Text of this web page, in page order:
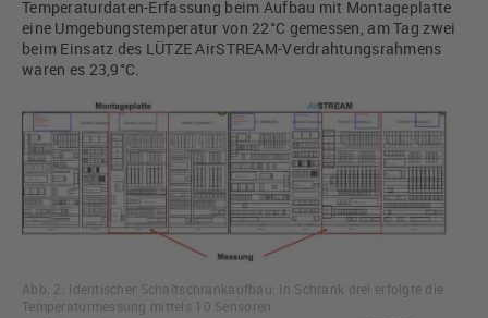
Temperaturdaten-Erfassung beim Aufbau mit Montageplatte
eine Umgebungstemperatur von 22°C gemessen, am Tag zwei
beim Einsatz des LÜTZE AirSTREAM-Verdrahtungsrahmens
waren es 23,9°C.
Abb. 2: Identischer Schaltschrankaufbau: In Schrank drei erfolgte die
Temperaturmessung mittels 10 Sensoren.